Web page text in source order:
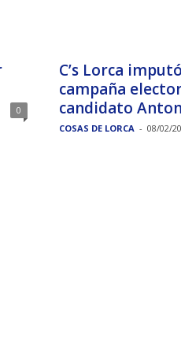
0
C’s Lorca
campaña
candidato
COSAS DE LORCA - 08/02/